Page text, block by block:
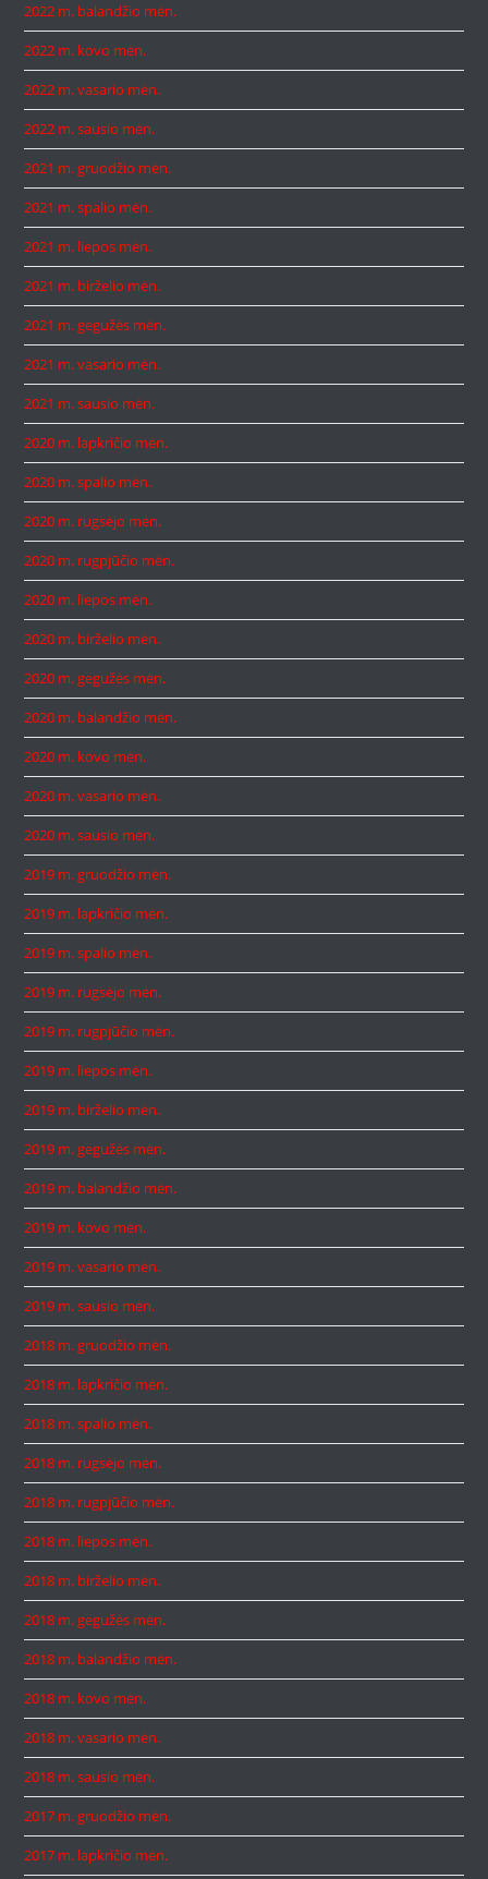
2022 m. balandžio mėn.
2022 m. kovo mėn.
2022 m. vasario mėn.
2022 m. sausio mėn.
2021 m. gruodžio mėn.
2021 m. spalio mėn.
2021 m. liepos mėn.
2021 m. birželio mėn.
2021 m. gegužės mėn.
2021 m. vasario mėn.
2021 m. sausio mėn.
2020 m. lapkričio mėn.
2020 m. spalio mėn.
2020 m. rugsėjo mėn.
2020 m. rugpjūčio mėn.
2020 m. liepos mėn.
2020 m. birželio mėn.
2020 m. gegužės mėn.
2020 m. balandžio mėn.
2020 m. kovo mėn.
2020 m. vasario mėn.
2020 m. sausio mėn.
2019 m. gruodžio mėn.
2019 m. lapkričio mėn.
2019 m. spalio mėn.
2019 m. rugsėjo mėn.
2019 m. rugpjūčio mėn.
2019 m. liepos mėn.
2019 m. birželio mėn.
2019 m. gegužės mėn.
2019 m. balandžio mėn.
2019 m. kovo mėn.
2019 m. vasario mėn.
2019 m. sausio mėn.
2018 m. gruodžio mėn.
2018 m. lapkričio mėn.
2018 m. spalio mėn.
2018 m. rugsėjo mėn.
2018 m. rugpjūčio mėn.
2018 m. liepos mėn.
2018 m. birželio mėn.
2018 m. gegužės mėn.
2018 m. balandžio mėn.
2018 m. kovo mėn.
2018 m. vasario mėn.
2018 m. sausio mėn.
2017 m. gruodžio mėn.
2017 m. lapkričio mėn.